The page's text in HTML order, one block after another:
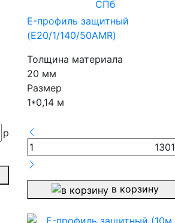
р
E-профиль защитный
(E20/1/140/50AMR)
Толщина материала
20 мм
Размер
1*0,14 м
1301
в корзину